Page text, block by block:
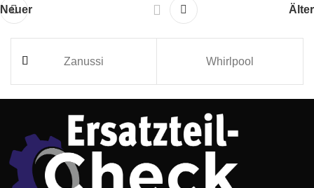
Neuer Älter
Zanussi Whirlpool